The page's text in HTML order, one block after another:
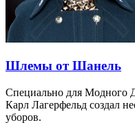
Шлемы от Шанель
Специально для Модного
Карл Лагерфельд создал
уборов.